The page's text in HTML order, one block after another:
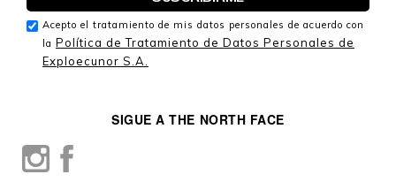
SIGUE A THE NORTH FACE
Acepto el tratamiento de mis datos personales de acuerdo con
la Política de Tratamiento de Datos Personales de
Exploecunor S.A.